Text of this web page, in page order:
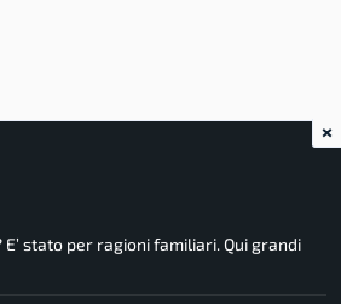
stato per ragioni familiari. Qui grandi
×